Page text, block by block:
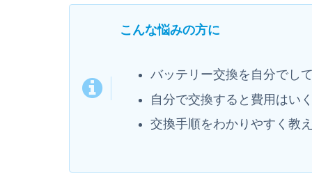
こんな悩みの方に
バッテリー交換を自分でし
自分で交換すると費用はい
交換手順をわかりやすく教